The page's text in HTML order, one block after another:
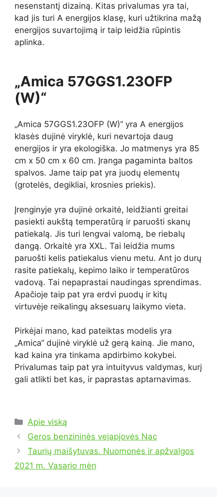
nesenstantį dizainą. Kitas privalumas yra tai,
kad jis turi A energijos klasę, kuri užtikrina mažą
energijos suvartojimą ir taip leidžia rūpintis
aplinka.
„Amica 57GGS1.23OFP
(W)“
„Amica 57GGS1.23OFP (W)“ yra A energijos
klasės dujinė viryklė, kuri nevartoja daug
energijos ir yra ekologiška. Jo matmenys yra 85
cm x 50 cm x 60 cm. Įranga pagaminta baltos
spalvos. Jame taip pat yra juodų elementų
(grotelės, degikliai, krosnies priekis).
Įrenginyje yra dujinė orkaitė, leidžianti greitai
pasiekti aukštą temperatūrą ir paruošti skanų
patiekalą. Jis turi lengvai valomą, be riebalų
dangą. Orkaitė yra XXL. Tai leidžia mums
paruošti kelis patiekalus vienu metu. Ant jo durų
rasite patiekalų, kepimo laiko ir temperatūros
vadovą. Tai nepaprastai naudingas sprendimas.
Apačioje taip pat yra erdvi puodų ir kitų
virtuvėje reikalingų aksesuarų laikymo vieta.
Pirkėjai mano, kad pateiktas modelis yra
„Amica“ dujinė viryklė už gerą kainą. Jie mano,
kad kaina yra tinkama apdirbimo kokybei.
Privalumas taip pat yra intuityvus valdymas, kurį
gali atlikti bet kas, ir paprastas aptarnavimas.
Kategorijos
Apie viską
Geros benzininės vejapjovės Nac
Taurių maišytuvas. Nuomonės ir apžvalgos
2021 m. Vasario mėn